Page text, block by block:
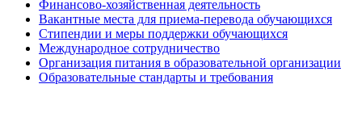
Финансово-хозяйственная деятельность
Вакантные места для приема-перевода обучающихся
Стипендии и меры поддержки обучающихся
Международное сотрудничество
Организация питания в образовательной организации
Образовательные стандарты и требования